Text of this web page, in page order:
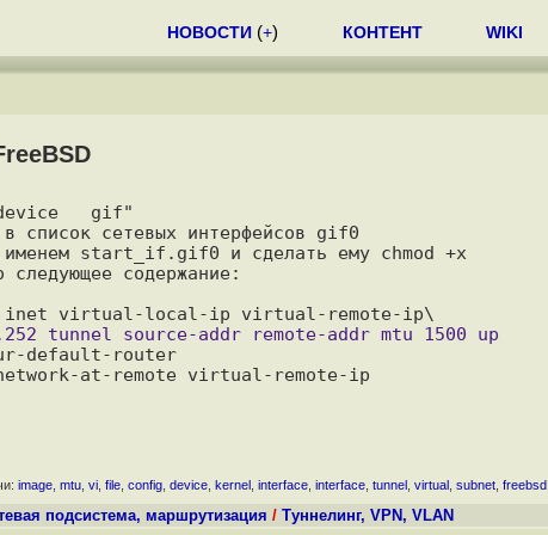
НОВОСТИ (+) КОНТЕНТ WIKI
device   gif"
сетевых интерфейсов gif0
start_if.gif0 и сделать ему chmod +x
содержание:
default-router
image mtu vi file config device kernel interface interface tunnel virtual subnet freebsd
подсистема, маршрутизация / Туннелинг, VPN, VLAN